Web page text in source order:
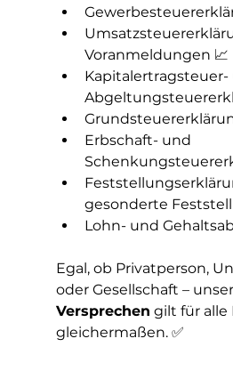
Voranmeldungen 📈
Kapitalertragsteuer-
Erbschaft- und
gesonderte
Lohn- und
Egal, ob Privatperson,
oder Gesellschaft – unser
Versprechen gilt für alle
gleichermaßen. ✅